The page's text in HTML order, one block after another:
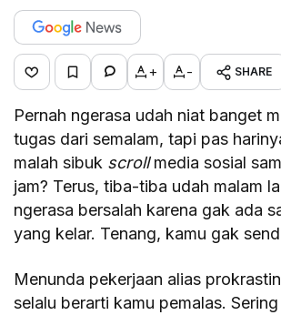
+ - SHARE
Pernah ngerasa udah niat banget
tugas dari semalam, tapi pas
malah sibuk scrollmedia sosial
jam? Terus, tiba-tiba udah malam
ngerasa bersalah karena gak ada
yang kelar. Tenang, kamu gak
Menunda pekerjaan alias
selalu berarti kamu pemalas.